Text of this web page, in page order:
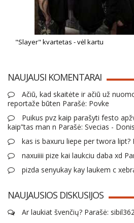
"Slayer" kvartetas - vėl kartu
NAUJAUSI KOMENTARAI
Ačiū, kad skaitėte ir ačiū už
reportaže būten Parašė: Povke
Puikus pvz kaip parašyti festo
kaip”tas man n Parašė: Svecias - Donis
kas is baxuru liepe per twora lipt?
naxuiiii pize kai laukciu daba xd
pizda senyukay kay laukem c
NAUJAUSIOS DISKUSIJOS
Ar laukiat švenčių? Parašė: